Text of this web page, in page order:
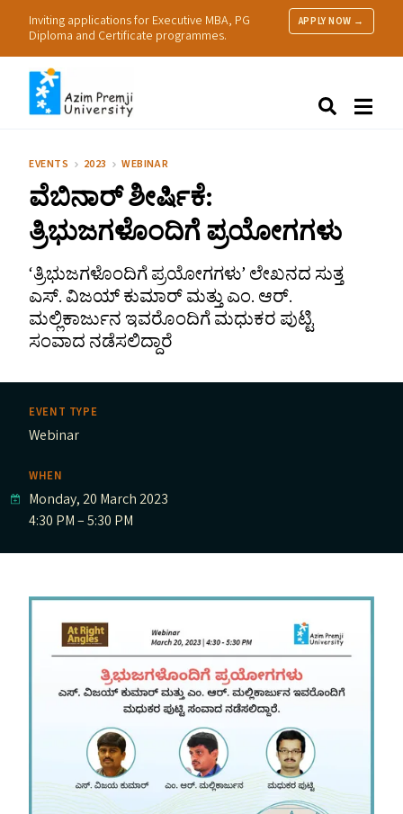
Inviting applications for Executive MBA, PG
Diploma and Certificate programmes.
APPLY NOW →
Research
Practice
EVENTS 2023 WEBINAR
ವೆಬಿನಾರ್ ಶೀರ್ಷಿಕೆ:
ತ್ರಿಭುಜಗಳೊಂದಿಗೆ ಪ್ರಯೋಗಗಳು
‘ತ್ರಿಭುಜಗಳೊಂದಿಗೆ ಪ್ರಯೋಗಗಳು’ ಲೇಖನದ ಸುತ್ತ
ಎಸ್. ವಿಜಯ್ ಕುಮಾರ್ ಮತ್ತು ಎಂ. ಆರ್.
ಮಲ್ಲಿಕಾರ್ಜುನ ಇವರೊಂದಿಗೆ ಮಧುಕರ ಪುಟ್ಟಿ
ಸಂವಾದ ನಡೆಸಲಿದ್ದಾರೆ
EVENT TYPE
Webinar
WHEN
Monday, 20 March 2023
4:30 PM – 5:30 PM